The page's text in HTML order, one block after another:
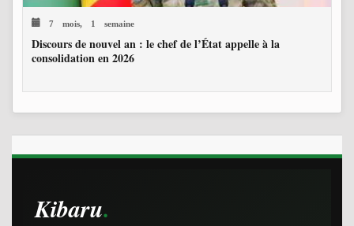
7 mois, 1 semaine
Discours de nouvel an : le chef de l’État appelle à la
consolidation en 2026
Kibaru